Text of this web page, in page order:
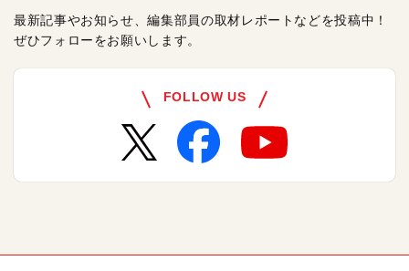
最新記事やお知らせ、編集部員の取材レポートなどを投稿中！
ぜひフォローをお願いします。
FOLLOW US